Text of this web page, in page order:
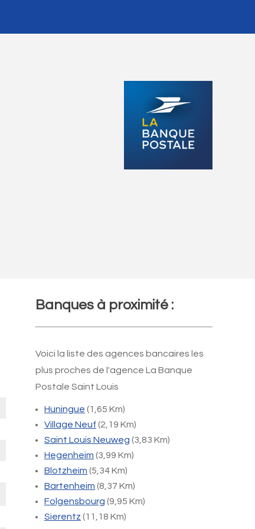
Banques à proximité :
Voici la liste des agences bancaires les
plus proches de l'agence La Banque
Postale Saint Louis
Huningue (1,65 Km)
Village Neuf (2,19 Km)
Saint Louis Neuweg (3,83 Km)
Hegenheim (3,99 Km)
Blotzheim (5,34 Km)
Bartenheim (8,37 Km)
Folgensbourg (9,95 Km)
Sierentz (11,18 Km)